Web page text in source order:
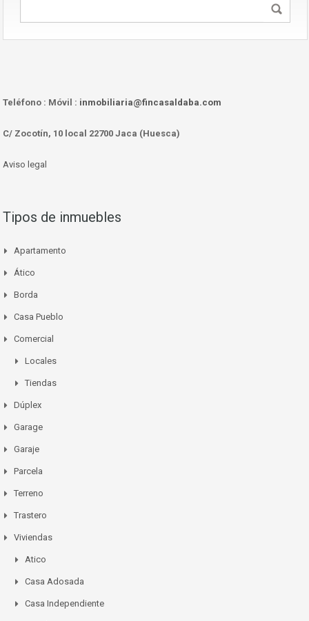
Teléfono : Móvil : inmobiliaria@fincasaldaba.com
C/ Zocotín, 10 local 22700 Jaca (Huesca)
Aviso legal
Tipos de inmuebles
Apartamento
Ático
Borda
Casa Pueblo
Comercial
Locales
Tiendas
Dúplex
Garage
Garaje
Parcela
Terreno
Trastero
Viviendas
Atico
Casa Adosada
Casa Independiente